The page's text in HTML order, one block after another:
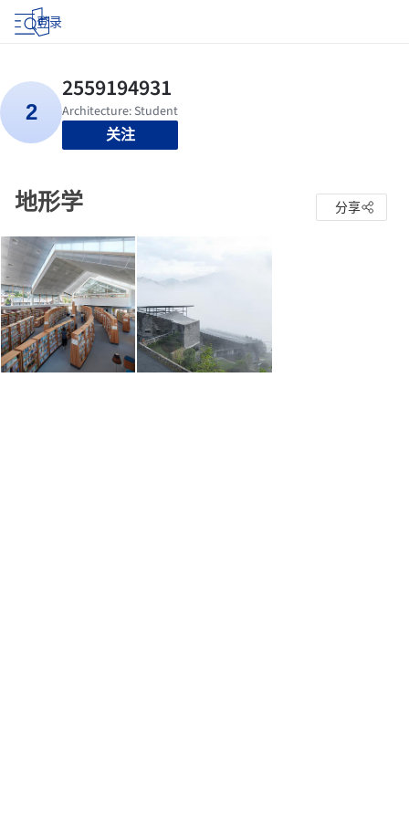
登录
关注
地形学 分享